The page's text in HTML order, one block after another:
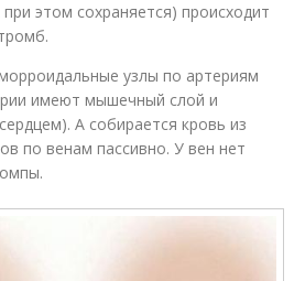
этом сохраняется) происходит
узлы по артериям
имеют мышечный слой и
А собирается кровь из
по венам пассивно. У вен нет